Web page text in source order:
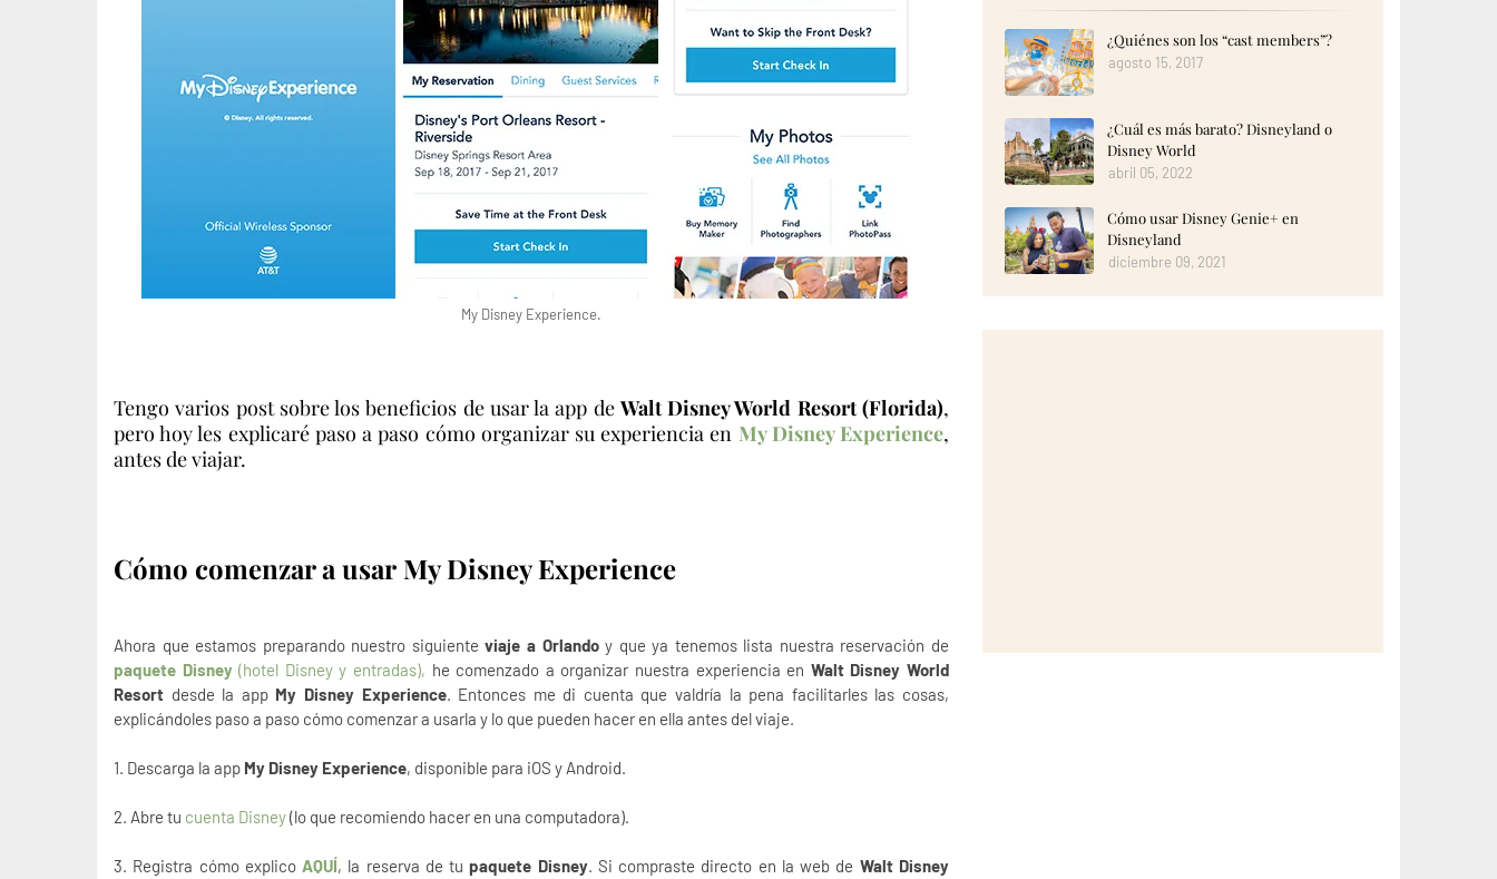
My Disney Experience.
Tengo varios post sobre los beneficios de usar la app de Walt Disney World Resort (Florida),
pero hoy les explicaré paso a paso cómo organizar su experiencia en My Disney Experience,
antes de viajar.
Cómo comenzar a usar My Disney Experience
Ahora que estamos preparando nuestro siguienteviaje a Orlandoy que ya tenemos lista nuestra reservación de
paquete Disney(hotel Disney y entradas), he comenzado a organizar nuestra experiencia en Walt Disney World
Resort desde la app My Disney Experience. Entonces me di cuenta que valdría la pena facilitarles las cosas,
explicándoles paso a paso cómo comenzar a usarla y lo que pueden hacer en ella antes del viaje.
1. Descarga la app My Disney Experience, disponible para iOS y Android.
2. Abre tu cuenta Disney(lo que recomiendo hacer en una computadora).
3. Registra cómo explicoAQUÍ, la reserva de tupaquete Disney. Si compraste directo en la web de Walt Disney
¿Quiénes son los “cast members”?
agosto 15, 2017
¿Cuál es más barato? Disneyland o
Disney World
abril 05, 2022
Cómo usar Disney Genie+ en
Disneyland
diciembre 09, 2021